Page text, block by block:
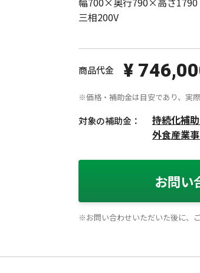
三相200V
商品代金 ¥
※価格・補助金は目安であり、実
対象の補助金： 持続化補
外食産業
お問い
※お問い合わせいただいた後に、